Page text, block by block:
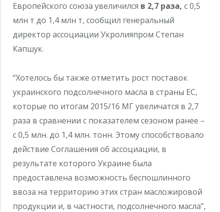
Европейского союза увеличился в 2,7 раза, с 0,5
млн т до 1,4 млн т, сообщил генеральный
директор ассоциации Укролияпром Степан
Капшук.
“Хотелось бы также отметить рост поставок
украинского подсолнечного масла в страны ЕС,
которые по итогам 2015/16 МГ увеличатся в 2,7
раза в сравнении с показателем сезоном ранее –
с 0,5 млн. до 1,4 млн. тонн. Этому способствовало
действие Соглашения об ассоциации, в
результате которого Украине была
предоставлена возможность беспошлинного
ввоза на территорию этих стран масложировой
продукции и, в частности, подсолнечного масла”,